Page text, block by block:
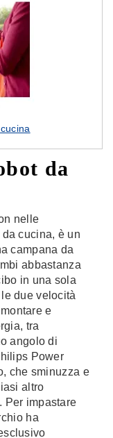
da
nelle
cucina, è un
campana da
abbastanza
in una sola
due velocità
e
tra
angolo di
Power
che sminuzza e
altro
Per impastare
ha